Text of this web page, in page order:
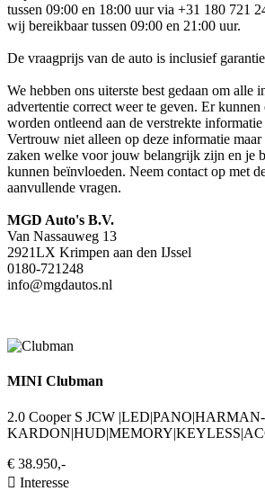
tussen 09:00 en 18:00 uur via +31 180 721
wij bereikbaar tussen 09:00 en 21:00 uur.
De vraagprijs van de auto is inclusief
We hebben ons uiterste best gedaan om alle
advertentie correct weer te geven. Er kunnen
worden ontleend aan de verstrekte
Vertrouw niet alleen op deze informatie
zaken welke voor jouw belangrijk zijn en je
kunnen beïnvloeden. Neem contact op met
aanvullende vragen.
MGD Auto's B.V.
Van Nassauweg 13
2921LX Krimpen aan den IJssel
0180-721248
info@mgdautos.nl
MINI Clubman
2.0 Cooper S JCW |LED|PANO|HARMAN-
€ 38.950,-
Interesse